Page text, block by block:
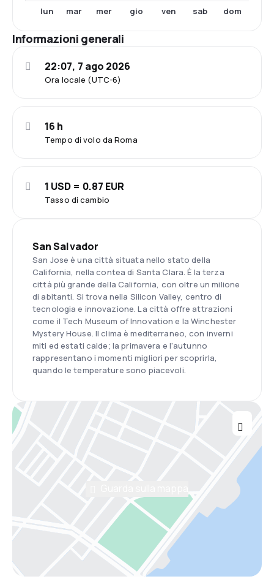
lun mar mer gio ven sab dom
Informazioni generali
Ora locale (UTC-6)
22:07, 7 ago 2026
Tempo di volo da Roma
16 h
Tasso di cambio
1 USD = 0.87 EUR
San Salvador
San Jose è una città situata nello stato della
California, nella contea di Santa Clara. È la terza
città più grande della California, con oltre un milione
di abitanti. Si trova nella Silicon Valley, centro di
tecnologia e innovazione. La città offre attrazioni
come il Tech Museum of Innovation e la Winchester
Mystery House. Il clima è mediterraneo, con inverni
miti ed estati calde; la primavera e l'autunno
rappresentano i momenti migliori per scoprirla,
quando le temperature sono piacevoli.